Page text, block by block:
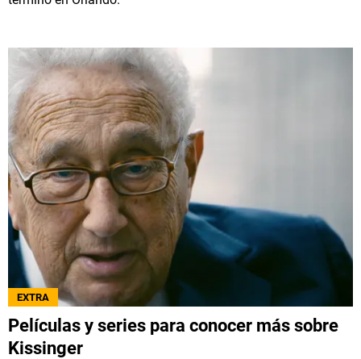
EXTRA
Películas y series para conocer más sobre
Kissinger